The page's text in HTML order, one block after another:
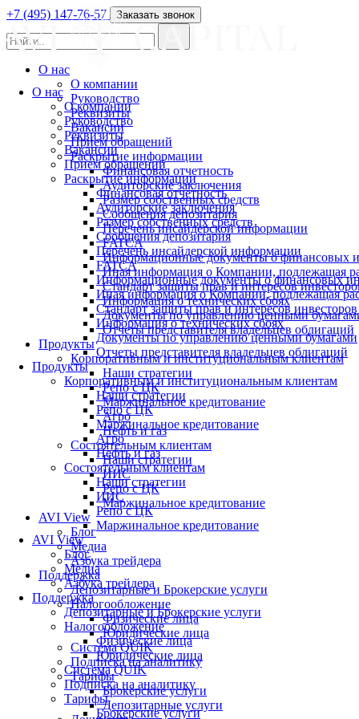
О нас
О компании
Руководство
Реквизиты
Вакансии
Прием обращений
Раскрытие информации
Финансовая отчетность
Аудиторские заключения
Размер собственных средств
Сообщения депозитария
Перечень инсайдерской информации
FATCA
Информационные документы о финансовых
Иная информация о Компании, подлежащая
Стандарт защиты прав и интересов инвесторов
Информация о технических сбоях
Документы по управлению ценными бумагами
Отчеты представителя владельцев облигаций
Продукты
Корпоративным и институциональным клиентам
Наши стратегии
Репо с ЦК
Маржинальное кредитование
Агро
Нефть и газ
Состоятельным клиентам
Наши стратегии
ИИС
Репо с ЦК
Маржинальное кредитование
AVI View
Блог
Медиа
Азбука трейдера
Поддержка
Депозитарные и Брокерские услуги
Налогообложение
Физические лица
Юридические лица
Система QUIK
Подписка на аналитику
Тарифы
Брокерские услуги
+7 (495) 147-76-57 Заказать звонок
О нас
О компании
Руководство
Реквизиты
Вакансии
Прием обращений
Раскрытие информации
Финансовая отчетность
Аудиторские заключения
Размер собственных средств
Сообщения депозитария
Перечень инсайдерской информации
FATCA
Информационные документы о финансовых
Иная информация о Компании, подлежащая
Стандарт защиты прав и интересов
Информация о технических сбоях
Документы по управлению ценными
Отчеты представителя владельцев облигаций
Продукты
Корпоративным и институциональным клиентам
Наши стратегии
Репо с ЦК
Маржинальное кредитование
Агро
Нефть и газ
Состоятельным клиентам
Наши стратегии
ИИС
Репо с ЦК
Маржинальное кредитование
AVI View
Блог
Медиа
Азбука трейдера
Поддержка
Депозитарные и Брокерские услуги
Налогообложение
Физические лица
Юридические лица
Система QUIK
Подписка на аналитику
Тарифы
Брокерские услуги
Депозитарные услуги